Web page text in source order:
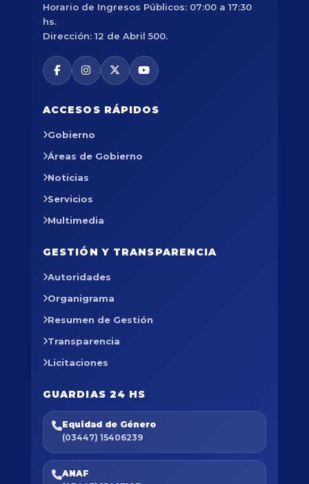
Horario de Ingresos Públicos: 07:00 a 17:30
hs.
Dirección: 12 de Abril 500.
ACCESOS RÁPIDOS
Gobierno
Áreas de Gobierno
Noticias
Servicios
Multimedia
GESTIÓN Y TRANSPARENCIA
Autoridades
Organigrama
Resumen de Gestión
Transparencia
Licitaciones
GUARDIAS 24 HS
Equidad de Género
(03447) 15406239
ANAF